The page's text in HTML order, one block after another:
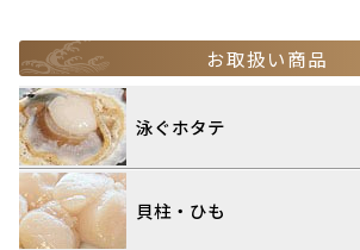
お取扱い商品
泳ぐホタテ
貝柱・ひも